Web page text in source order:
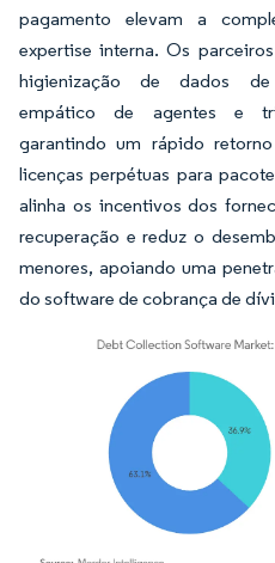
pagamento elevam a
expertise interna. Os
higienização de dados de
empático de agentes e
garantindo um rápido
licenças perpétuas para
alinha os incentivos dos
recuperação e reduz o
menores, apoiando uma
do software de cobrança de